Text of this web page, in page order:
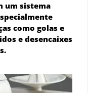
um sistema
como golas e
e desencaixes